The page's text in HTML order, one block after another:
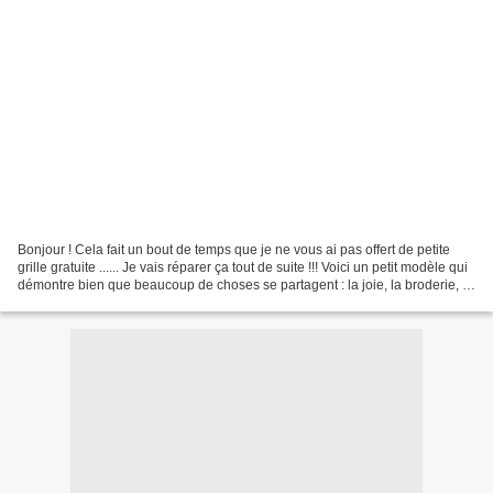
Bonjour ! Cela fait un bout de temps que je ne vous ai pas offert de petite
grille gratuite ...... Je vais réparer ça tout de suite !!! Voici un petit modèle qui
démontre bien que beaucoup de choses se partagent : la joie, la broderie, le